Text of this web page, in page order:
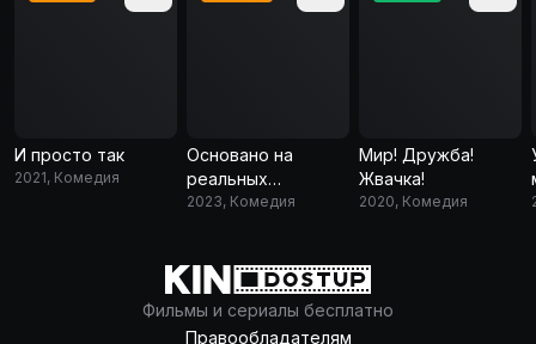
И просто так
2021, Комедия
Основано на
реальных
событиях
2023, Комедия
Мир! Дружба!
Жвачка!
2020, Комедия
Фильмы и сериалы бесплатно
Правообладателям